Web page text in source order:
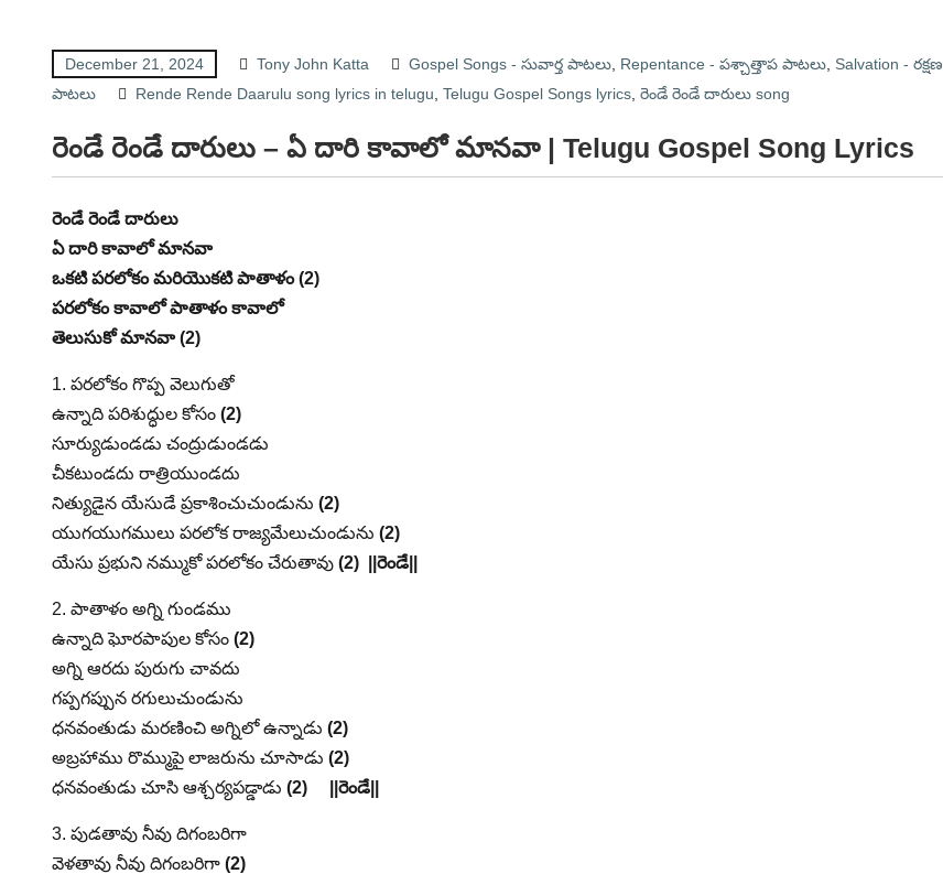
December 21, 2024 Tony John Katta Gospel Songs - సువార్త పాటలు Repentance - పశ్చాత్తాప పాటలు Salvation - రక్షణ
పాటలు
Rende Rende Daarulu song lyrics in telugu Telugu Gospel Songs lyrics రెండే రెండే దారులు song
రెండే రెండే దారులు – ఏ దారి కావాలో మానవా | Telugu Gospel Song Lyrics
రెండే రెండే దారులు
ఏ దారి కావాలో మానవా
ఒకటి పరలోకం మరియొకటి పాతాళం (2)
పరలోకం కావాలో పాతాళం కావాలో
తెలుసుకో మానవా(2)
1. పరలోకం గొప్ప వెలుగుతో
ఉన్నాది పరిశుద్ధుల కోసం (2)
సూర్యుడుండడు చంద్రుడుండడు
చీకటుండదు రాత్రియుండదు
నిత్యుడైన యేసుడే ప్రకాశించుచుండును (2)
యుగయుగములు పరలోక రాజ్యమేలుచుండును (2)
యేసు ప్రభుని నమ్ముకో పరలోకం చేరుతావు (2) ||రెండే||
2. పాతాళం అగ్ని గుండము
ఉన్నాది ఘోరపాపుల కోసం (2)
అగ్ని ఆరదు పురుగు చావదు
గప్పగప్పున రగులుచుండును
ధనవంతుడు మరణించి అగ్నిలో ఉన్నాడు (2)
అబ్రహాము రొమ్ముపై లాజరును చూసాడు (2)
ధనవంతుడు చూసి ఆశ్చర్యపడ్డాడు (2) ||రెండే||
3. పుడతావు నీవు దిగంబరిగా
వెళతావు నీవు దిగంబరిగా (2)